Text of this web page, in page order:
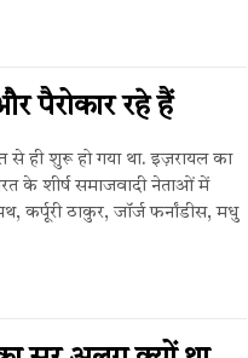
पैरोकार रहे हैं
ही शुरू हो गया था. इज़रायल का
के शीर्ष समाजवादी नेताओं में
कर्पूरी ठाकुर, जॉर्ज फर्नांडीस, मधु